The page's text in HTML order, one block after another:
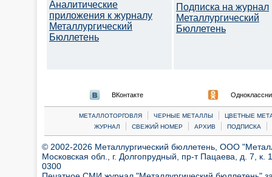
Аналитические
приложения к журналу
Металлургический
Бюллетень
Подписка на журнал
Металлургический
Бюллетень
ВКонтакте
МЕТАЛЛОТОРГОВЛЯ | ЧЕРНЫЕ МЕТАЛЛЫ |
ЦВЕТНЫЕ
ЖУРНАЛ
| СВЕЖИЙ НОМЕР | АРХИВ | ПОДПИСКА |
© 2002-2026 Металлургический бюллетень, ООО
Московская обл., г. Долгопрудный, пр-т Пацаева, д. 7,
0300